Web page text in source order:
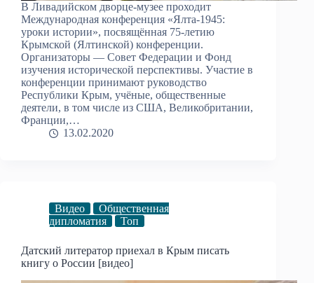
В Ливадийском дворце-музее проходит
Международная конференция «Ялта-1945:
уроки истории», посвящённая 75-летию
Крымской (Ялтинской) конференции.
Организаторы — Совет Федерации и Фонд
изучения исторической перспективы. Участие в
конференции принимают руководство
Республики Крым, учёные, общественные
деятели, в том числе из США, Великобритании,
Франции,…
13.02.2020
Видео
Общественная
дипломатия
Топ
Датский литератор приехал в Крым писать
книгу о России [видео]